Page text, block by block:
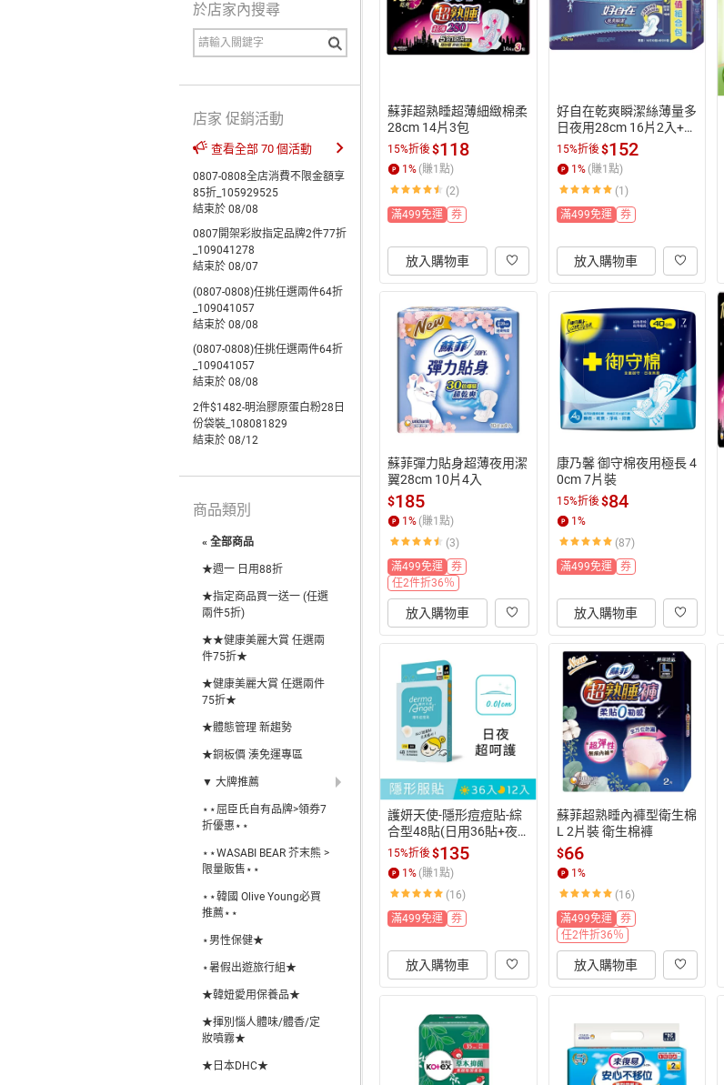
蘇菲超熟睡超薄細緻棉柔
28cm 14片3包
15%折後$118
1% (賺1點)
(2)
滿499免運
券
放入購物車
好自在乾爽瞬潔絲薄量多
日夜用28cm 16片2入+8
片1入
15%折後$152
1% (賺1點)
(1)
滿499免運
券
放入購物車
蘇菲彈力貼身超薄夜用潔
翼28cm 10片4入
$185
1% (賺1點)
(3)
滿499免運
券
任2件折36％
放入購物車
康乃馨 御守棉夜用極長 4
0cm 7片裝
15%折後$84
1%
(87)
滿499免運
券
放入購物車
護妍天使-隱形痘痘貼-綜
合型48貼(日用36貼+夜
用12貼)
15%折後$135
1% (賺1點)
(16)
滿499免運
券
放入購物車
蘇菲超熟睡內褲型衛生棉
L 2片裝 衛生棉褲
$66
1%
(16)
滿499免運
券
任2件折36％
放入購物車
於店家內搜尋
店家 促銷活動
查看全部 70 個活動
0807-0808全店消費不限金額享
85折_105929525
結束於 08/08
0807開架彩妝指定品牌2件77折
_109041278
結束於 08/07
(0807-0808)任挑任選兩件64折
_109041057
結束於 08/08
(0807-0808)任挑任選兩件64折
_109041057
結束於 08/08
2件$1482-明治膠原蛋白粉28日
份袋裝_108081829
結束於 08/12
商品類別
« 全部商品
★週一 日用88折
★指定商品買一送一 (任選
兩件5折)
★★健康美麗大賞 任選兩
件75折★
★健康美麗大賞 任選兩件
75折★
★體態管理 新趨勢
★銅板價 湊免運專區
▼ 大牌推薦
⋆⋆屈臣氏自有品牌>領券7
折優惠⋆⋆
⋆⋆WASABI BEAR 芥末熊 >
限量販售⋆⋆
⋆⋆韓國 Olive Young必買
推薦⋆⋆
⋆男性保健★
⋆暑假出遊旅行組★
★韓妞愛用保養品★
★揮別惱人體味/體香/定
妝噴霧★
★日本DHC★